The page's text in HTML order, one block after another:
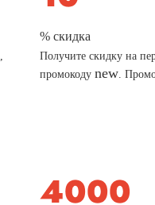
% скидка
Получите скидку на
промокоду new.